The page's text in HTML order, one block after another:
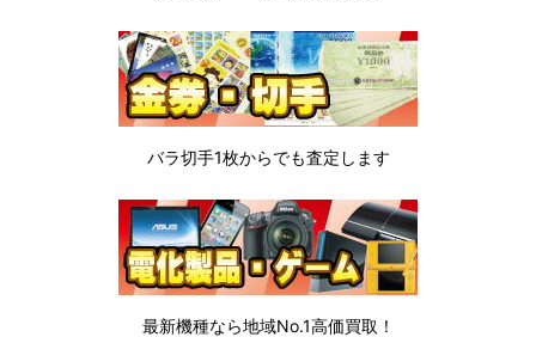
バラ切手1枚からでも査定します
最新機種なら地域No.1高価買取！